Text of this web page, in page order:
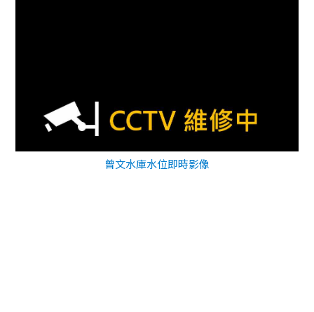
曾文水庫水位即時影像